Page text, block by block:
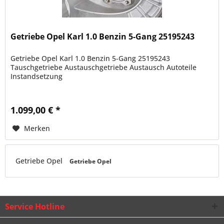
Getriebe Opel Karl 1.0 Benzin 5-Gang 25195243
Getriebe Opel Karl 1.0 Benzin 5-Gang 25195243
Tauschgetriebe Austauschgetriebe Austausch Autoteile
Instandsetzung
1.099,00 € *
Merken
Getriebe Opel Getriebe Opel
Service Hotline